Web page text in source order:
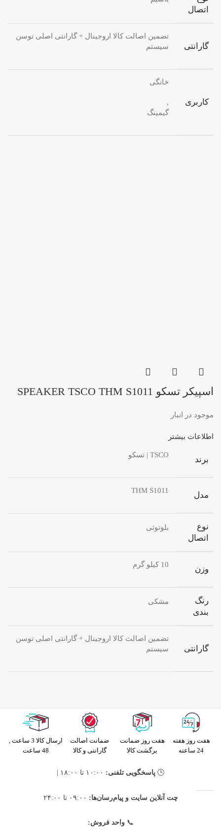
اتصال
گارانتی
تضمین اصالت کالا اروجینال + گارانتی اصلی توسن
سیستم
کاربری
خانگی
,
گیمینگ
اسپیکر تسکو SPEAKER TSCO THM S1011
موجود در انبار
اطلاعات بیشتر
برند TSCO | تسکو
مدل THM S1011
نوع
اتصال
بلوتوثی
وزن 10 کیلو گرم
رنگ
بندی
مشکی
گارانتی
تضمین اصالت کالا اروجینال + گارانتی اصلی توسن
سیستم
هفت روز هفته
24 ساعته
هفت روز ضمانت
برگشت کالا
ضمانت اصالت
گارانتی و کالا
ارسال کالا 3 ساعت ,
48 ساعت
🕒 پاسخگویی تلفنی:
چت آنلاین سایت و پیام‌رسان‌ها:
📞واحد فروش: